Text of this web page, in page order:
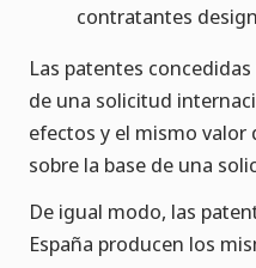
contratantes
Las patentes
de una solicitud
efectos y el mismo valor
sobre la base de una
De igual modo, las
España producen los